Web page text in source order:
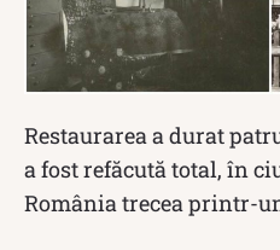
Restaurarea a durat
a fost refăcută total, în
România trecea printr-